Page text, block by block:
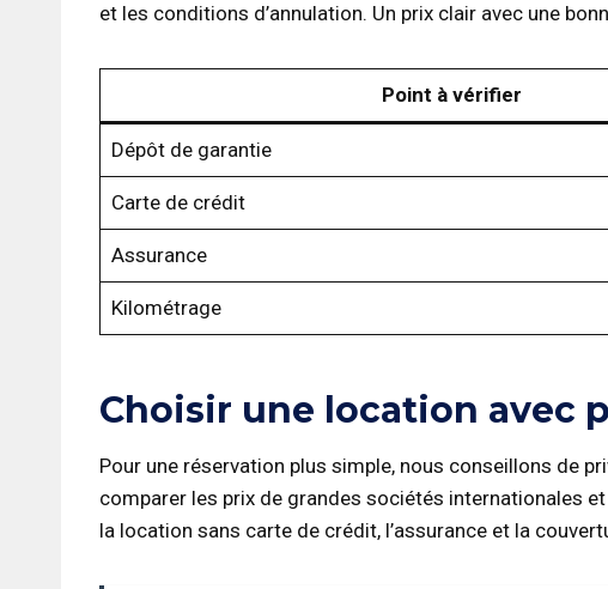
et les conditions d’annulation. Un prix clair avec une
Point à vérifier
Dépôt de garantie
Carte de crédit
Assurance
Kilométrage
Choisir une location avec
Pour une réservation plus simple, nous conseillons de
comparer les prix de grandes sociétés internationales
la location sans carte de crédit, l’assurance et la